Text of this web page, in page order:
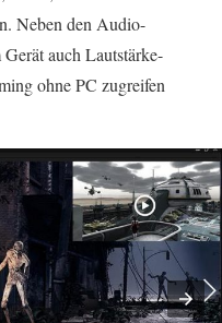
Neben den Audio-
auch Lautstärke-
ohne PC zugreifen